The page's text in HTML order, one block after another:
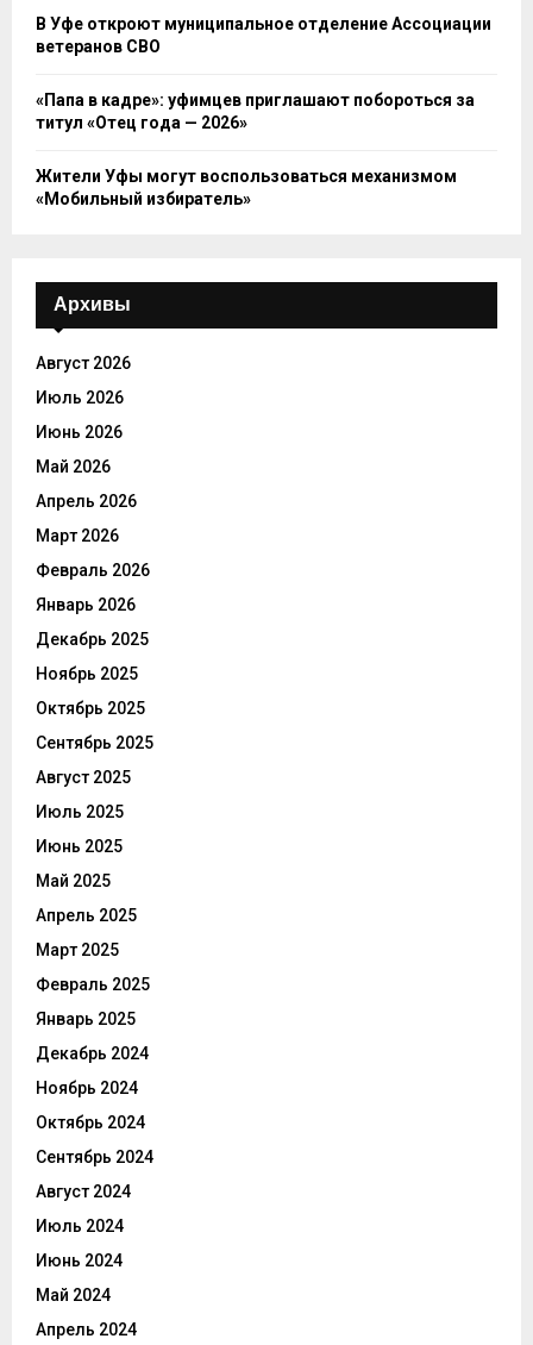
В Уфе откроют муниципальное отделение Ассоциации
ветеранов СВО
«Папа в кадре»: уфимцев приглашают побороться за
титул «Отец года — 2026»
Жители Уфы могут воспользоваться механизмом
«Мобильный избиратель»
Архивы
Август 2026
Июль 2026
Июнь 2026
Май 2026
Апрель 2026
Март 2026
Февраль 2026
Январь 2026
Декабрь 2025
Ноябрь 2025
Октябрь 2025
Сентябрь 2025
Август 2025
Июль 2025
Июнь 2025
Май 2025
Апрель 2025
Март 2025
Февраль 2025
Январь 2025
Декабрь 2024
Ноябрь 2024
Октябрь 2024
Сентябрь 2024
Август 2024
Июль 2024
Июнь 2024
Май 2024
Апрель 2024